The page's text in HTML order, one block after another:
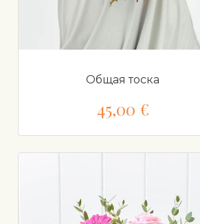
Общая тоска
45,00 €